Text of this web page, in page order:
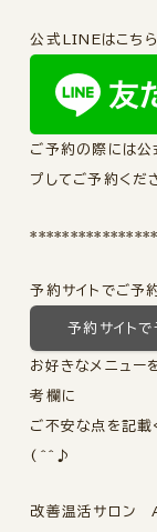
公式LINEはこち
ご予約の際には公
プしてご予約くだ
予約サイトでご予
予約サイトで
お好きなメニュー
考欄に
ご不安な点を記載
(^^♪
改善温活サロン